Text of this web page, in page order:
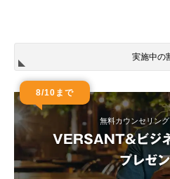
実施中の
8/10まで
無料カウンセリン
VERSANT&ビジ
プレゼン